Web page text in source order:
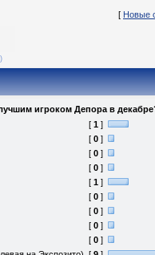
[ Новые
игроком Депора в
[ 1]
[ 0]
[ 0]
[ 0]
[ 1]
[ 0]
[ 0]
[ 0]
[ 0]